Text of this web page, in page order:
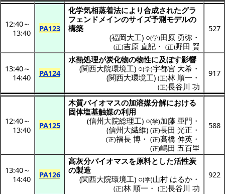
12:40～
13:40
PA123
化学気相蒸着法により合成されたグラ
フェンドメインのサイズ予測モデルの
構築
(福岡大工) ○(学)田原 勇弥・
(正)吉原 直記・ (正)野田 賢
527
13:40～
14:40
PA124
水熱処理が炭化物の物性に及ぼす影響
(関西大院環境工) ○(学)宇都宮 大希・
(関西大環境工) (正)林 順一 ・
(正)長谷川 功
917
12:40～
13:40
PA125
木質バイオマスの加溶媒分解における
固体塩基触媒の利用
(信州大院総理工) ○(学)加藤 亜門 ・
(信州大繊維) (正)長田 光正 ・
(正)福長 博・ (正)髙橋 伸英・
(正)嶋田 五百里
588
13:40～
14:40
PA126
高灰分バイオマスを原料とした活性炭
の製造
(関西大院環境工) ○(学)山村 はるか・
(正)林 順一 ・ (正)長谷川 功
922